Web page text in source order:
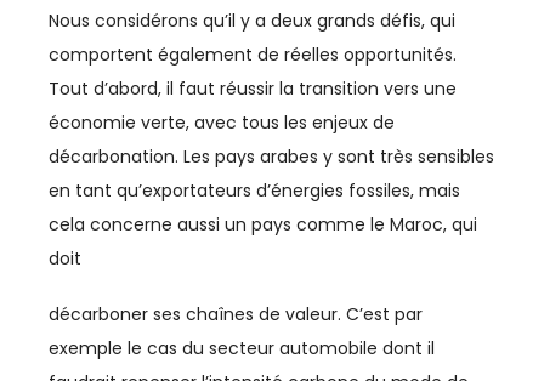
EDUCATION
ÉDUCATION / FORMATION
EMPLOI
ÉNERGIE
ENERGIE
ENTREPRENEURIAT
Nous considérons qu’il y a deux grands défis, qui
comportent également de réelles opportunités.
Tout d’abord, il faut réussir la transition vers une
économie verte, avec tous les enjeux de
décarbonation. Les pays arabes y sont très sensibles
en tant qu’exportateurs d’énergies fossiles, mais
cela concerne aussi un pays comme le Maroc, qui
doit
décarboner ses chaînes de valeur. C’est par
exemple le cas du secteur automobile dont il